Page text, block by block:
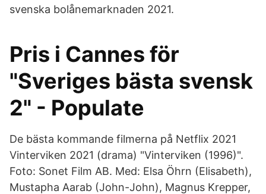
svenska bolånemarknaden 2021.
Pris i Cannes för
"Sveriges bästa svensk
2" - Populate
De bästa kommande filmerna på Netflix 2021
Vinterviken 2021 (drama) "Vinterviken (1996)".
Foto: Sonet Film AB. Med: Elsa Öhrn (Elisabeth),
Mustapha Aarab (John-John), Magnus Krepper,